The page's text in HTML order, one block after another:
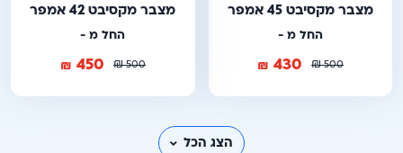
מצבר מקסיבט 45 אמפר
החל מ -
500
₪
430
₪
מצבר מקסיבט 42 אמפר
החל מ -
500
₪
450
₪
הצג הכל